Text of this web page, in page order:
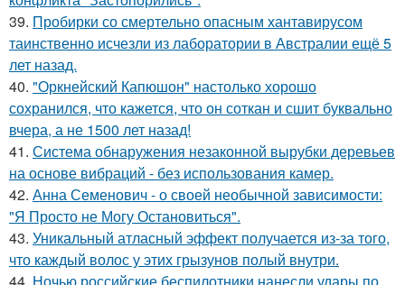
39. Пробирки со смертельно опасным хантавирусом
таинственно исчезли из лаборатории в Австралии ещё 5
лет назад.
40. "Оркнейский Капюшон" настолько хорошо
сохранился, что кажется, что он соткан и сшит буквально
вчера, а не 1500 лет назад!
41. Система обнаружения незаконной вырубки деревьев
на основе вибраций - без использования камер.
42. Анна Семенович - о своей необычной зависимости:
"Я Просто не Могу Остановиться".
43. Уникальный атласный эффект получается из-за того,
что каждый волос у этих грызунов полый внутри.